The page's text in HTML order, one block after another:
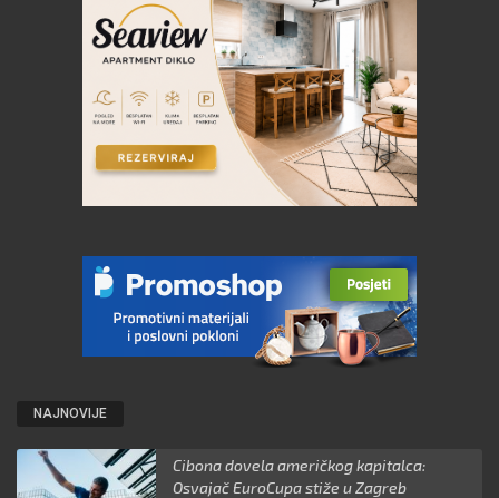
NAJNOVIJE
Cibona dovela američkog kapitalca:
Osvajač EuroCupa stiže u Zagreb